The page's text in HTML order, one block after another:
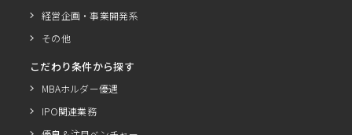
経営企画・事業開発系
その他
こだわり条件から探す
MBAホルダー優遇
IPO関連業務